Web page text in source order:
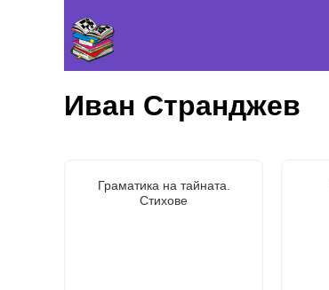
Иван Странджев
Граматика на тайната.
Стихове